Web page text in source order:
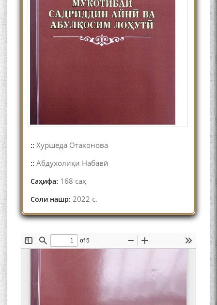
:: Хуршеда Отахонова
:: Абдухолиқи Набавӣ
Саҳифа: 168 саҳ
Соли нашр: 2022 c.